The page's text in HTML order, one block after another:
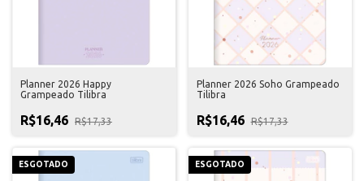
Planner 2026 Happy
Grampeado Tilibra
R$16,46 R$17,33
Planner 2026 Soho Grampeado
Tilibra
R$16,46 R$17,33
ESGOTADO ESGOTADO